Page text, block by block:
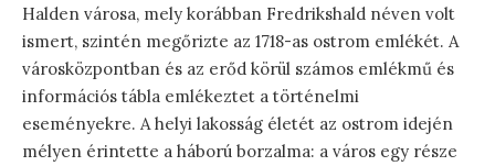
Halden városa, mely korábban Fredrikshald néven volt
ismert, szintén megőrizte az 1718-as ostrom emlékét. A
városközpontban és az erőd körül számos emlékmű és
információs tábla emlékeztet a történelmi
eseményekre. A helyi lakosság életét az ostrom idején
mélyen érintette a háború borzalma: a város egy része